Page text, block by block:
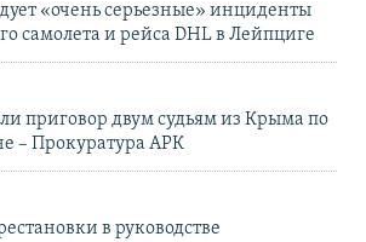
«очень серьезные» инциденты
самолета и рейса DHL в Лейпциге
приговор двум судьям из Крыма по
– Прокуратура АРК
в руководстве